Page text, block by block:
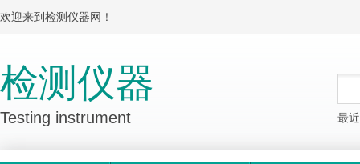
欢迎来到检测仪器网！
检测仪器
Testing instrument 最